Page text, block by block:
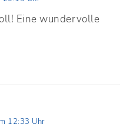
Eine wundervolle
12:33 Uhr